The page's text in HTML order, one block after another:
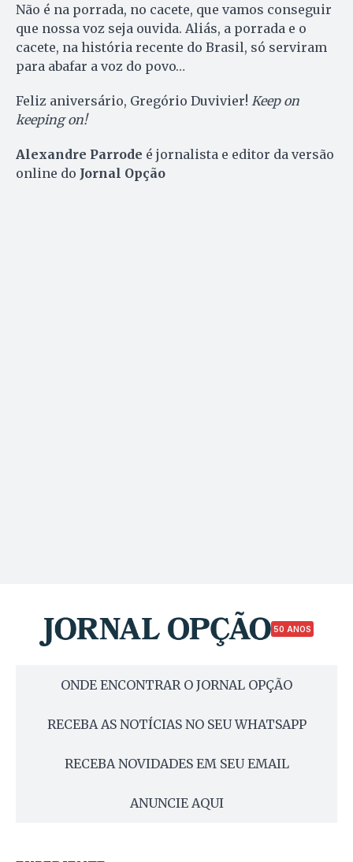
Não é na porrada, no cacete, que vamos conseguir
que nossa voz seja ouvida. Aliás, a porrada e o
cacete, na história recente do Brasil, só serviram
para abafar a voz do povo…
Feliz aniversário, Gregório Duvivier! Keep on
keeping on!
Alexandre Parrode é jornalista e editor da versão
online do Jornal Opção
50 ANOS
ONDE ENCONTRAR O JORNAL OPÇÃO
RECEBA AS NOTÍCIAS NO SEU WHATSAPP
RECEBA NOVIDADES EM SEU EMAIL
ANUNCIE AQUI